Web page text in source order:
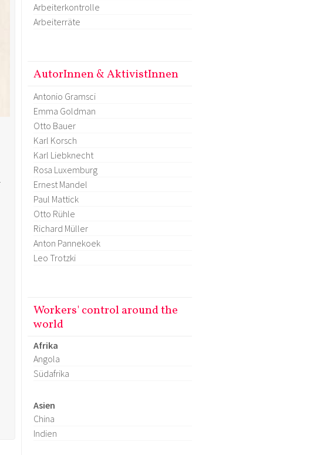
Arbeiterkontrolle
Arbeiterräte
AutorInnen & AktivistInnen
Antonio Gramsci
Emma Goldman
Otto Bauer
Karl Korsch
Karl Liebknecht
Rosa Luxemburg
Ernest Mandel
Paul Mattick
Otto Rühle
Richard Müller
Anton Pannekoek
Leo Trotzki
Workers' control around the
world
Afrika
Angola
Südafrika
Asien
China
Indien